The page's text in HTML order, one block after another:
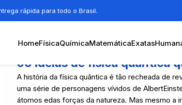
rápida para todo o Brasil.
HomeFísicaQuímicaMatemáticaExatas
50 ideias de física quântica
A história da física quântica é tão recheada de
uma série de personagens vívidos de
átomos edas forças da natureza. Mas mesmo a